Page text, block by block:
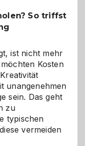
So triffst
ist nicht mehr
Kosten
unangenehmen
sein. Das geht
zu
typischen
vermeiden